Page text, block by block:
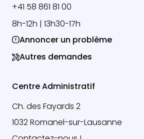
+41 58 861 81 00
8h-12h | 13h30-17h
Annoncer un problème
Autres demandes
Centre Administratif
Ch. des Fayards 2
1032 Romanel-sur-Lausanne